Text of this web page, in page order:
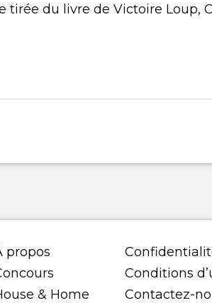
tirée du livre de Victoire Loup,
propos
& Home
Conditions
Contactez-